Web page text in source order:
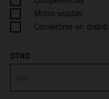
British Indian Ocean
Motos usadas
Convertirse en
OTRO